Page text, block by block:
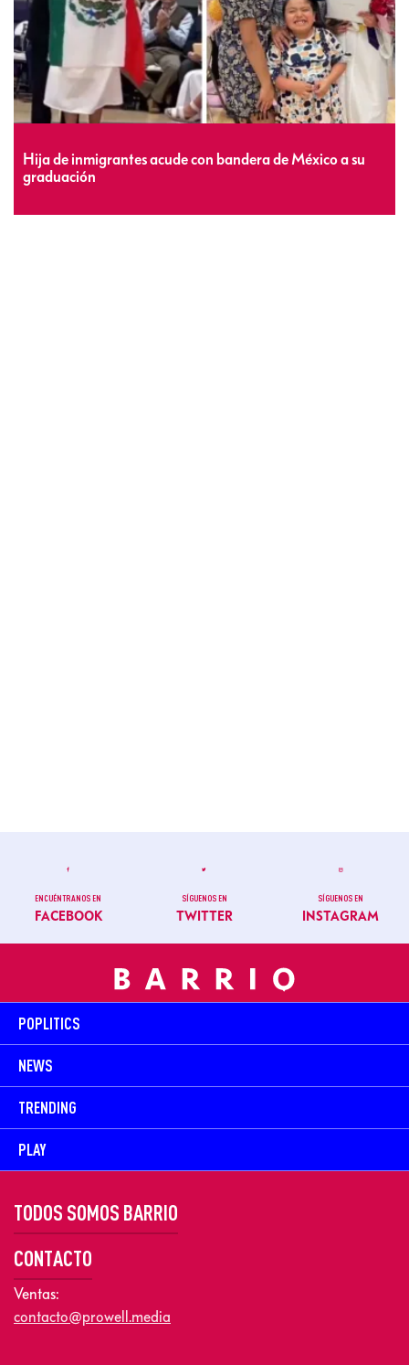
Hija de inmigrantes acude con bandera de México a su
graduación
ENCUÉNTRANOS EN
FACEBOOK
SÍGUENOS EN
TWITTER
SÍGUENOS EN
INSTAGRAM
POPLITICS
NEWS
TRENDING
PLAY
TODOS SOMOS BARRIO
CONTACTO
Ventas:
contacto@prowell.media